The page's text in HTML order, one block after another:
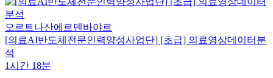
오르트나산에르덴바야르
[의료AI반도체전문인력양성사업단] [초급] 의료영상데이터분
석
1시간 18분